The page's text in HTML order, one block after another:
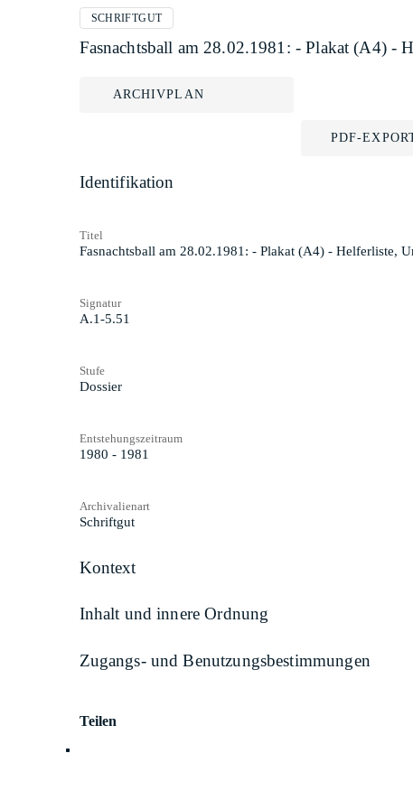
SCHRIFTGUT
Fasnachtsball am 28.02.1981: - Plakat (A4) -
ARCHIVPLAN
PDF-
Identifikation
Titel
Fasnachtsball am 28.02.1981: - Plakat (A4) - Helferliste,
Signatur
A.1-5.51
Stufe
Dossier
Entstehungszeitraum
1980 - 1981
Archivalienart
Schriftgut
Kontext
Inhalt und innere Ordnung
Zugangs- und Benutzungsbestimmungen
Teilen